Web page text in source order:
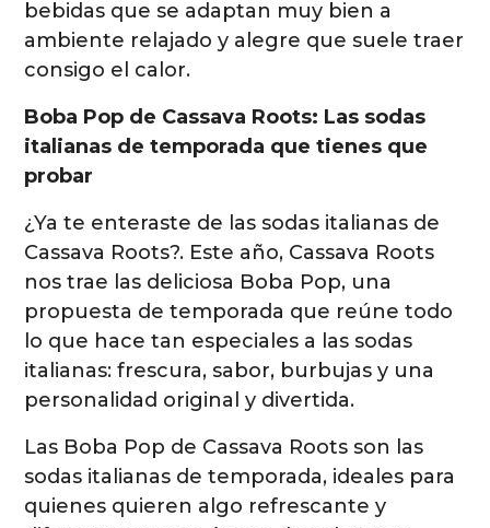
bebidas que se adaptan muy bien a
ambiente relajado y alegre que suele traer
consigo el calor.
Boba Pop de Cassava Roots: Las sodas
italianas de temporada que tienes que
probar
¿Ya te enteraste de las sodas italianas de
Cassava Roots?. Este año, Cassava Roots
nos trae las deliciosa Boba Pop, una
propuesta de temporada que reúne todo
lo que hace tan especiales a las sodas
italianas: frescura, sabor, burbujas y una
personalidad original y divertida.
Las Boba Pop de Cassava Roots son las
sodas italianas de temporada, ideales para
quienes quieren algo refrescante y